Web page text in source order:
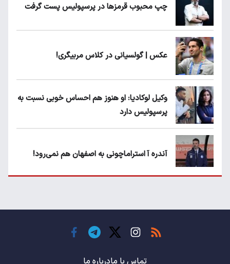
چپ محبوب قرمزها در پرسپولیس پست گرفت
عکس | گولسیانی در کلاس مربیگری!
وکیل لوکادیا: او هنوز هم احساس خوبی نسبت به
پرسپولیس دارد
آندره آ استراماچونی به اصفهان هم نمی‌رود!
حسن روی هوا!
باشگاه های جهان
تماس با مادرباره ما